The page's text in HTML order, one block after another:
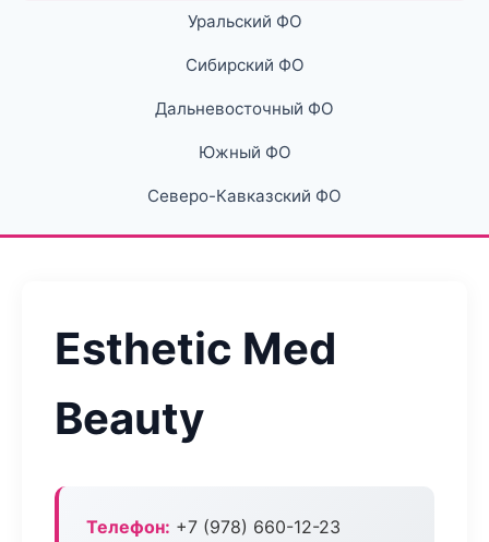
Уральский ФО
Сибирский ФО
Дальневосточный ФО
Южный ФО
Северо-Кавказский ФО
Esthetic Med
Beauty
Телефон: +7 (978) 660-12-23